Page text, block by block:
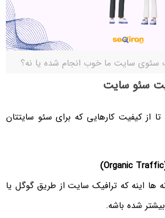
سئوی سایت ما خوب انجام شده یا نه؟
سئو سایت
تا از کیفیت کارهایی که برای سئو سایتتان
ها اینه که ترافیک سایت از طریق گوگل یا
شده باشه.